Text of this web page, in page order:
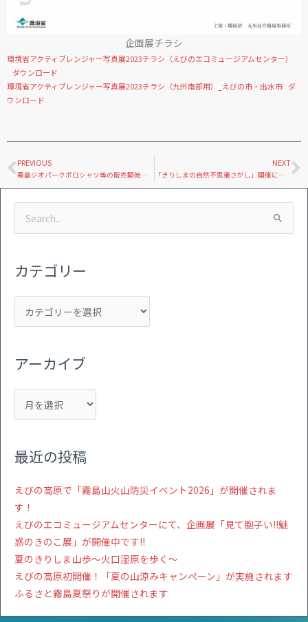
企画展チラシ
環境省アクティブレンジャー写真展2023チラシ（えびのエコミュージアムセンター）
ダウンロード
環境省アクティブレンジャー写真展2023チラシ（九州南部用）_えびの市・出水市 ダ
ウンロード
Prev
PREVIOUS
霧島ジオパークポロシャツ等の販売開始について
NEXT
「きりしまの自然不思議さがし」開催について
索
象:
カテゴリー
リ
ー
アーカイブ
イ
ブ
最近の投稿
えびの高原で「霧島山火山防災イベント2026」が開催されま
す！
えびのエコミュージアムセンターにて、企画展「見て胞子い!!魅
惑のきのこ展」が開催中です!!
夏のきりしま山歩～火口湿原を歩く～
えびの高原初開催！「夏の山涼みキャンペーン」が実施されます
ふるさと霧島夏祭りが開催されます